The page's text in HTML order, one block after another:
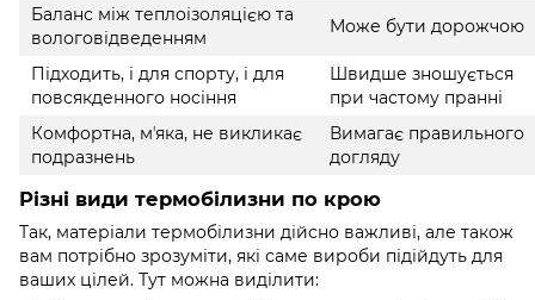
Баланс між теплоізоляцією та
вологовідведенням
Може бути дорожчою
Підходить, і для спорту, і для
повсякденного носіння
Швидше зношується
при частому пранні
Комфортна, мʼяка, не викликає
подразнень
Вимагає правильного
догляду
Різні види термобілизни по крою
Так, матеріали термобілизни дійсно важливі, але також
вам потрібно зрозуміти, які саме вироби підійдуть для
ваших цілей. Тут можна виділити: